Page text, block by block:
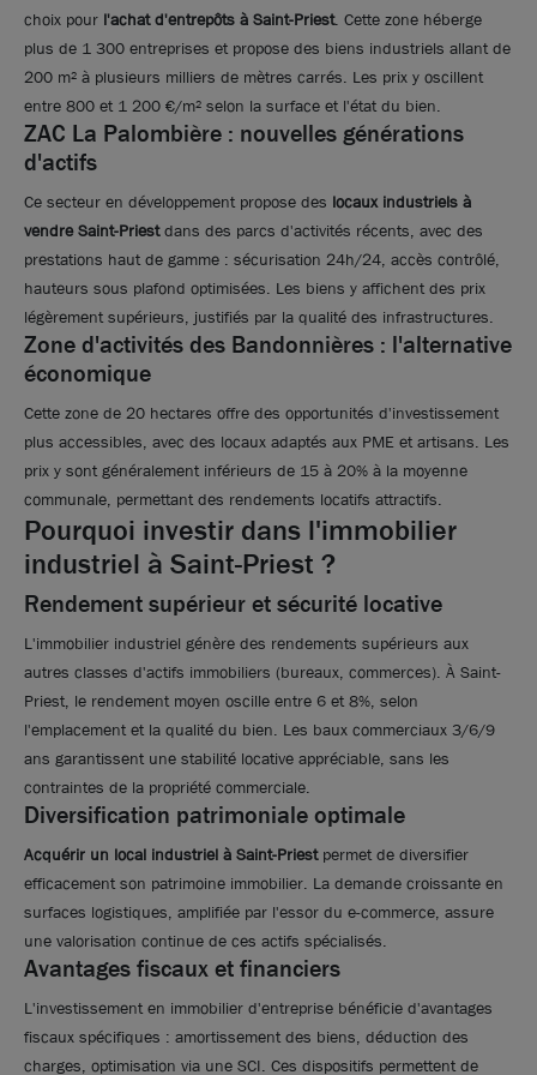
Photos (8 )
A vendre - Local d'activités indépendant de 1500 m²
sur un terrain de 5167 m² - Saint-Priest
1 500 m² non divisibles
choix pour l'achat d'entrepôts à Saint-Priest. Cette zone héberge
plus de 1 300 entreprises et propose des biens industriels allant de
200 m² à plusieurs milliers de mètres carrés. Les prix y oscillent
entre 800 et 1 200 €/m² selon la surface et l'état du bien.
ZAC La Palombière : nouvelles générations
d'actifs
Ce secteur en développement propose des locaux industriels à
vendre Saint-Priestdans des parcs d'activités récents, avec des
prestations haut de gamme : sécurisation 24h/24, accès contrôlé,
hauteurs sous plafond optimisées. Les biens y affichent des prix
légèrement supérieurs, justifiés par la qualité des infrastructures.
Zone d'activités des Bandonnières : l'alternative
économique
Cette zone de 20 hectares offre des opportunités d'investissement
plus accessibles, avec des locaux adaptés aux PME et artisans. Les
prix y sont généralement inférieurs de 15 à 20% à la moyenne
communale, permettant des rendements locatifs attractifs.
Pourquoi investir dans l'immobilier
industriel à Saint-Priest ?
Rendement supérieur et sécurité locative
L'immobilier industriel génère des rendements supérieurs aux
autres classes d'actifs immobiliers (bureaux, commerces). À Saint-
Priest, le rendement moyen oscille entre 6 et 8%, selon
l'emplacement et la qualité du bien. Les baux commerciaux 3/6/9
ans garantissent une stabilité locative appréciable, sans les
contraintes de la propriété commerciale.
Diversification patrimoniale optimale
Acquérir un local industriel à Saint-Priestpermet de diversifier
efficacement son patrimoine immobilier. La demande croissante en
surfaces logistiques, amplifiée par l'essor du e-commerce, assure
une valorisation continue de ces actifs spécialisés.
Avantages fiscaux et financiers
L'investissement en immobilier d'entreprise bénéficie d'avantages
fiscaux spécifiques : amortissement des biens, déduction des
charges, optimisation via une SCI. Ces dispositifs permettent de